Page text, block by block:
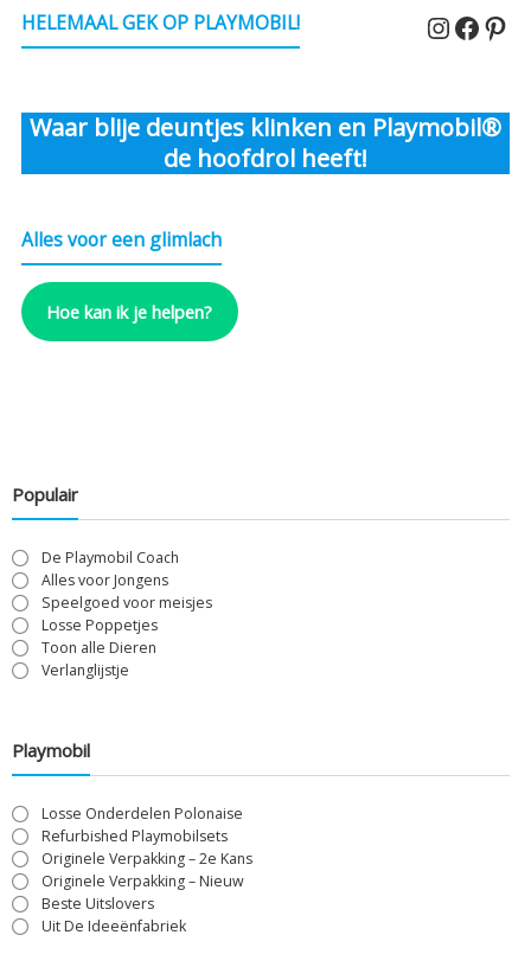
HELEMAAL GEK OP PLAYMOBIL!
Waar blije deuntjes klinken en Playmobil®
de hoofdrol heeft!
Alles voor een glimlach
Hoe kan ik je helpen?
Populair
De Playmobil Coach
Alles voor Jongens
Speelgoed voor meisjes
Losse Poppetjes
Toon alle Dieren
Verlanglijstje
Playmobil
Losse Onderdelen Polonaise
Refurbished Playmobilsets
Originele Verpakking – 2e Kans
Originele Verpakking – Nieuw
Beste Uitslovers
Uit De Ideeënfabriek